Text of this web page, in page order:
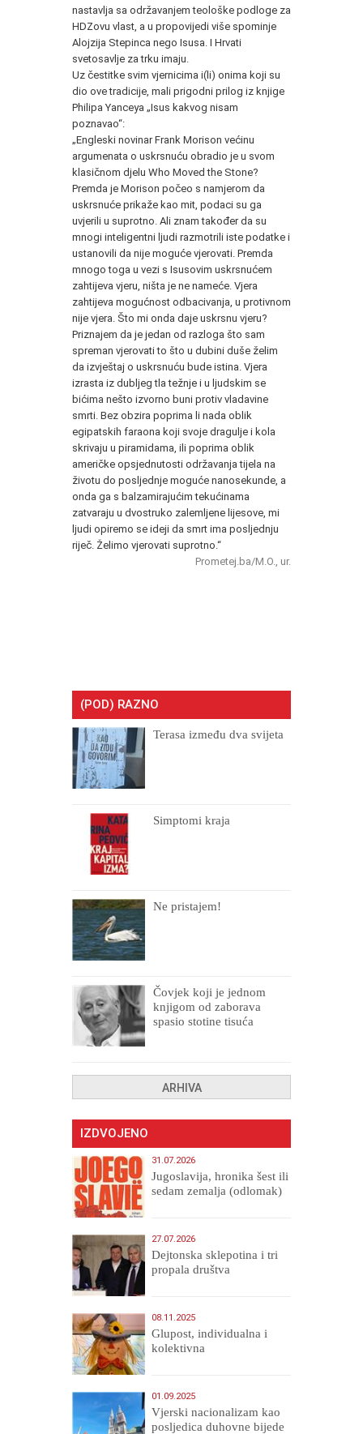
nastavlja sa održavanjem teološke podloge za
HDZovu vlast, a u propovijedi više spominje
Alojzija Stepinca nego Isusa. I Hrvati
svetosavlje za trku imaju.
Uz čestitke svim vjernicima i(li) onima koji su
dio ove tradicije, mali prigodni prilog iz knjige
Philipa Yanceya „Isus kakvog nisam
poznavao“:
„Engleski novinar Frank Morison većinu
argumenata o uskrsnuću obradio je u svom
klasičnom djelu Who Moved the Stone?
Premda je Morison počeo s namjerom da
uskrsnuće prikaže kao mit, podaci su ga
uvjerili u suprotno. Ali znam također da su
mnogi inteligentni ljudi razmotrili iste podatke i
ustanovili da nije moguće vjerovati. Premda
mnogo toga u vezi s Isusovim uskrsnućem
zahtijeva vjeru, ništa je ne nameće. Vjera
zahtijeva mogućnost odbacivanja, u protivnom
nije vjera. Što mi onda daje uskrsnu vjeru?
Priznajem da je jedan od razloga što sam
spreman vjerovati to što u dubini duše želim
da izvještaj o uskrsnuću bude istina. Vjera
izrasta iz dubljeg tla težnje i u ljudskim se
bićima nešto izvorno buni protiv vladavine
smrti. Bez obzira poprima li nada oblik
egipatskih faraona koji svoje dragulje i kola
skrivaju u piramidama, ili poprima oblik
američke opsjednutosti održavanja tijela na
životu do posljednje moguće nanosekunde, a
onda ga s balzamirajućim tekućinama
zatvaraju u dvostruko zalemljene lijesove, mi
ljudi opiremo se ideji da smrt ima posljednju
riječ. Želimo vjerovati suprotno.“
Prometej.ba/M.O., ur.
(POD) RAZNO
Terasa između dva svijeta
Simptomi kraja
Ne pristajem!
Čovjek koji je jednom
knjigom od zaborava
spasio stotine tisuća
ARHIVA
IZDVOJENO
31.07.2026
Jugoslavija, hronika šest ili
sedam zemalja (odlomak)
27.07.2026
Dejtonska sklepotina i tri
propala društva
08.11.2025
Glupost, individualna i
kolektivna
01.09.2025
​Vjerski nacionalizam kao
posljedica duhovne bijede